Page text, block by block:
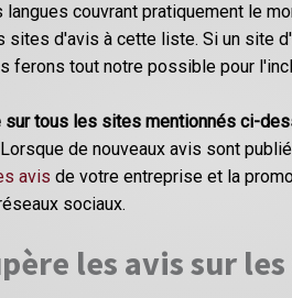
couvrant pratiquement le
sites d'avis à cette liste. Si un site
ferons tout notre possible pour
sur tous les sites mentionnés ci-
de nouveaux avis sont
avis de votre entreprise et la
sociaux.
les avis sur